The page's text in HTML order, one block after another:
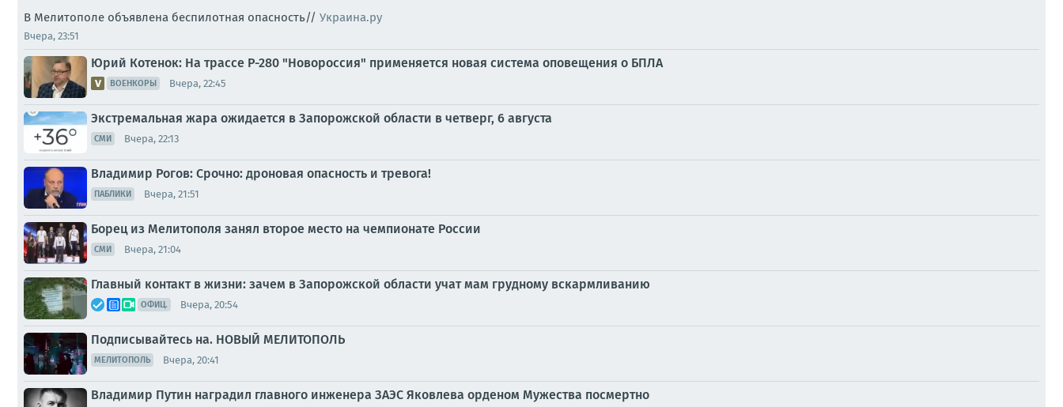
В Мелитополе объявлена беспилотная опасность// Украина.ру
Вчера, 23:51
Юрий Котенок: На трассе Р-280 "Новороссия" применяется новая система оповещения о БПЛА
ВОЕНКОРЫ Вчера, 22:45
Экстремальная жара ожидается в Запорожской области в четверг, 6 августа
СМИ Вчера, 22:13
Владимир Рогов: Срочно: дроновая опасность и тревога!
ПАБЛИКИ Вчера, 21:51
Борец из Мелитополя занял второе место на чемпионате России
СМИ Вчера, 21:04
Главный контакт в жизни: зачем в Запорожской области учат мам грудному вскармливанию
ОФИЦ. Вчера, 20:54
Подписывайтесь на. НОВЫЙ МЕЛИТОПОЛЬ
МЕЛИТОПОЛЬ Вчера, 20:41
Владимир Путин наградил главного инженера ЗАЭС Яковлева орденом Мужества посмертно